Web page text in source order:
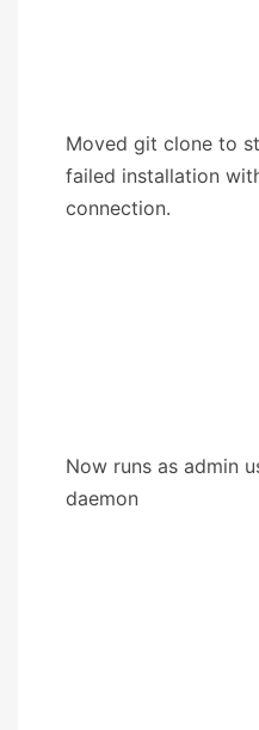
Moved git clone to
failed installation
connection.
Now runs as admin
daemon